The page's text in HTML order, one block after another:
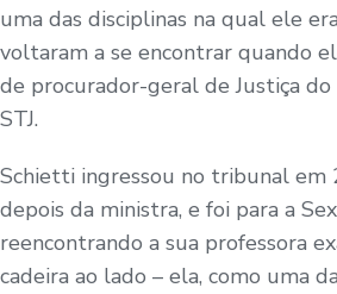
uma das disciplinas na qual ele
voltaram a se encontrar quando
de procurador-geral de Justiça
STJ.
Schietti ingressou no tribunal em
depois da ministra, e foi para a
reencontrando a sua professora
cadeira ao lado – ela, como uma